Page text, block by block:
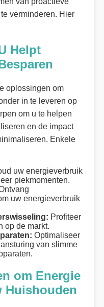
verminderen. Hier
Helpt
oplossingen om
in te leveren op
om u te helpen
en de impact
Enkele
uw energieverbruik
piekmomenten.
uw energieverbruik
Profiteer
op de markt.
Optimaliseer
van slimme
om Energie
Huishouden